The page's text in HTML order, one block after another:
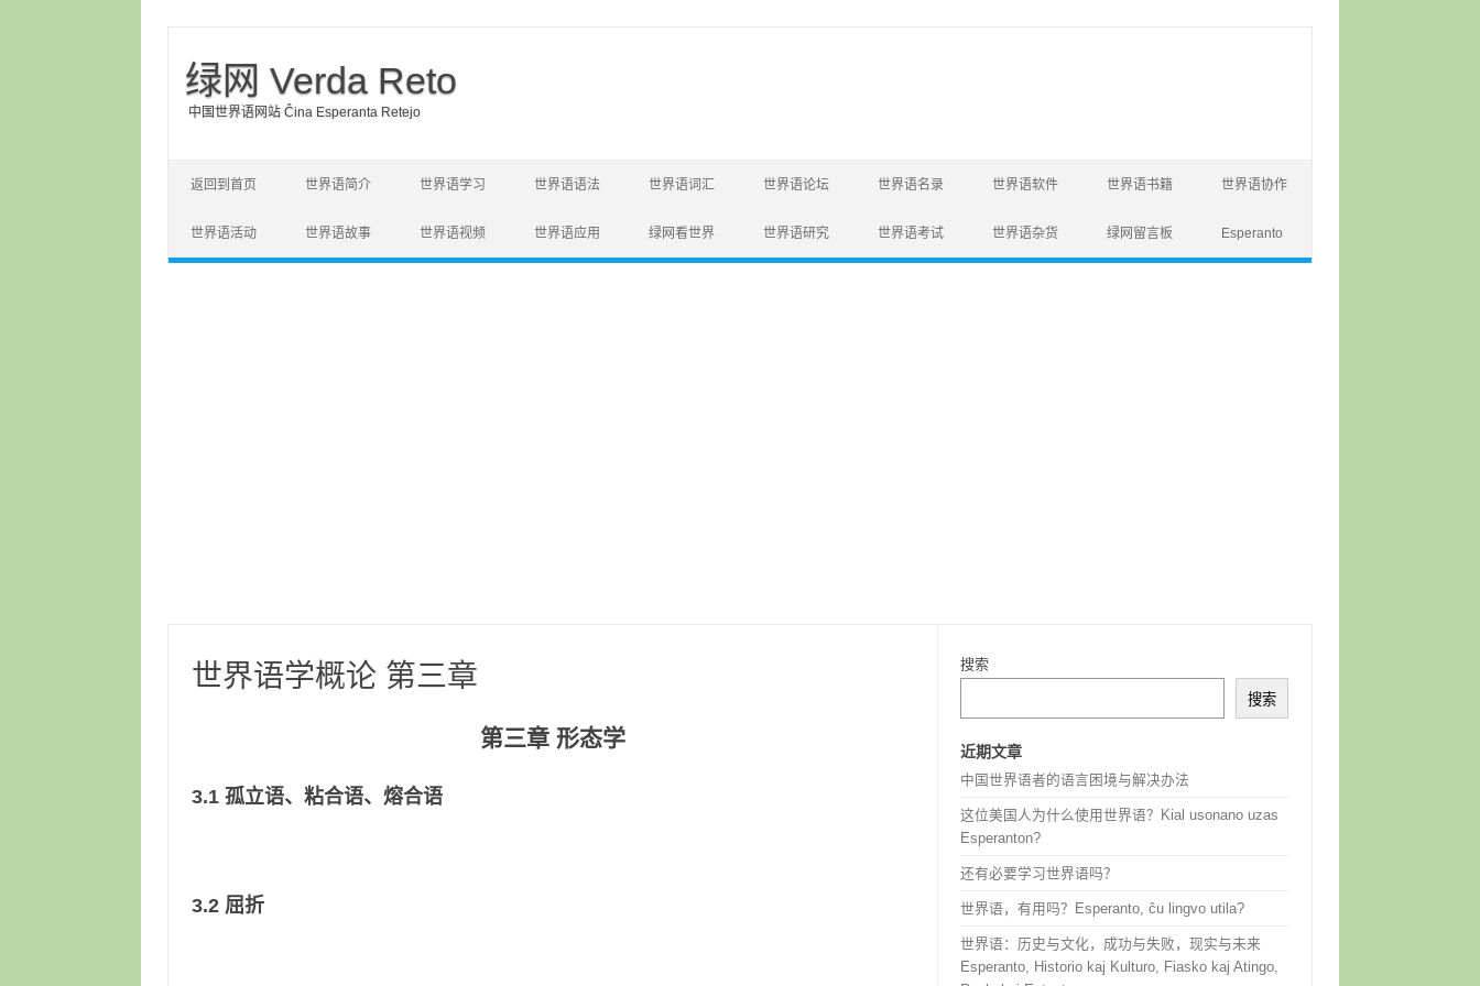
绿网 Verda Reto
中国世界语网站 Ĉina Esperanta Retejo
返回到首页 世界语简介 世界语学习 世界语语法 世界语词汇 世界语论坛 世界语名录 世界语软件 世界语书籍 世界语协作
世界语活动 世界语故事 世界语视频 世界语应用 绿网看世界 世界语研究 世界语考试 世界语杂货 绿网留言板 Esperanto
世界语学概论 第三章
第三章 形态学
3.1 孤立语、粘合语、熔合语
3.2 屈折
搜索
搜索
近期文章
中国世界语者的语言困境与解决办法
这位美国人为什么使用世界语？Kial usonano uzas
Esperanton?
还有必要学习世界语吗？
世界语，有用吗？Esperanto, ĉu lingvo utila?
世界语：历史与文化，成功与失败，现实与未来
Esperanto, Historio kaj Kulturo, Fiasko kaj Atingo,